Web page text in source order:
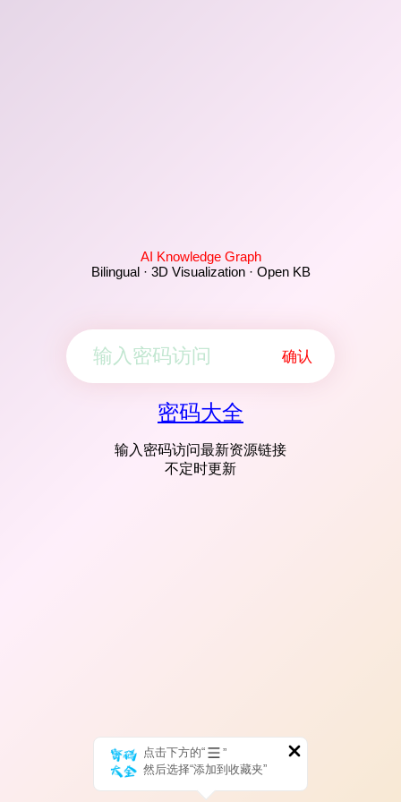
AI Knowledge Graph
Bilingual · 3D Visualization · Open KB
确认
密码大全
输入密码访问最新资源链接
不定时更新
点击下方的“
”
然后选择“添加到收藏夹”